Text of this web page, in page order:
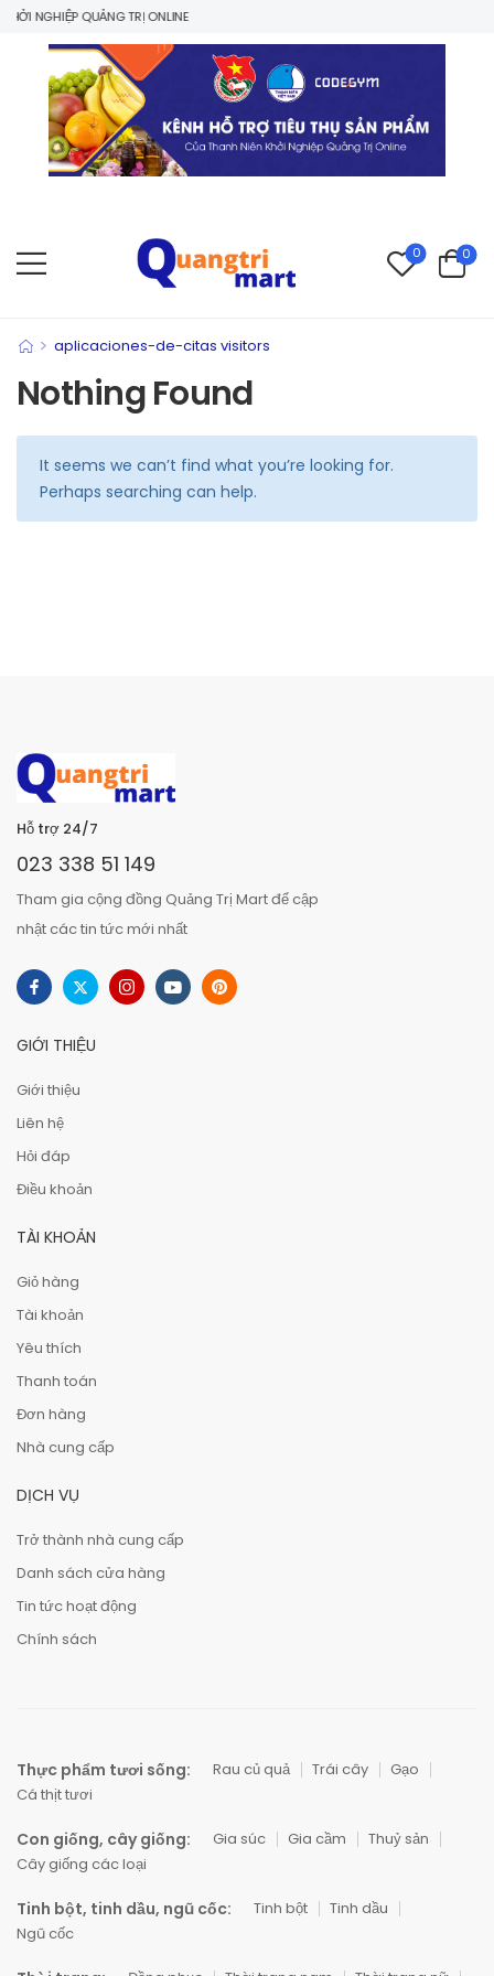
NGHIỆP QUẢNG TRỊ ONLINE
0 0
> aplicaciones-de-citas visitors
Nothing Found
It seems we can’t find what you’re looking for.
Perhaps searching can help.
Hỗ trợ 24/7
023 338 51 149
Tham gia cộng đồng Quảng Trị Mart để cập
nhật các tin tức mới nhất
GIỚI THIỆU
Giới thiệu
Liên hệ
Hỏi đáp
Điều khoản
TÀI KHOẢN
Giỏ hàng
Tài khoản
Yêu thích
Thanh toán
Đơn hàng
Nhà cung cấp
DỊCH VỤ
Trở thành nhà cung cấp
Danh sách cửa hàng
Tin tức hoạt động
Chính sách
Thực phẩm tươi sống: Rau củ quả Trái cây
Gạo
Cá thịt tươi
Con giống, cây giống: Gia súc Gia cầm
Thuỷ sản
Cây giống các loại
Tinh bột, tinh dầu, ngũ cốc: Tinh bột
Tinh dầu
Ngũ cốc